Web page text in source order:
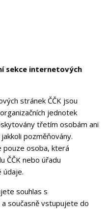
sekce internetových
stránek ČČK jsou
jednotek
třetím osobám ani
pozměňovány.
pouze osoba, která
ČČK nebo úřadu
údaje.
souhlas s
současně vstupujete do